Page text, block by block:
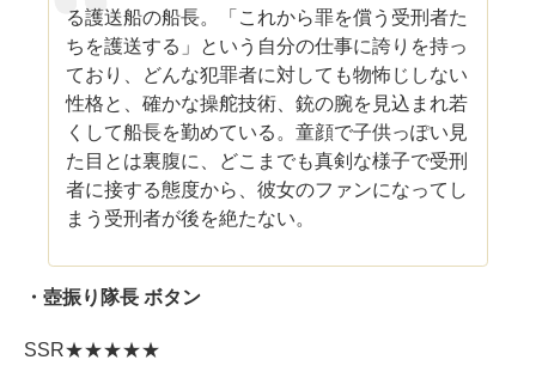
る護送船の船長。「これから罪を償う受刑者た
ちを護送する」という自分の仕事に誇りを持っ
ており、どんな犯罪者に対しても物怖じしない
性格と、確かな操舵技術、銃の腕を見込まれ若
くして船長を勤めている。童顔で子供っぽい見
た目とは裏腹に、どこまでも真剣な様子で受刑
者に接する態度から、彼女のファンになってし
まう受刑者が後を絶たない。
・壺振り隊長 ボタン
SSR★★★★★